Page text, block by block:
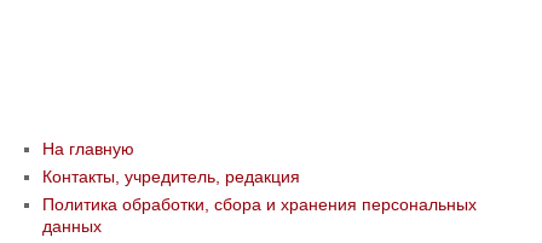
На главную
Контакты, учредитель, редакция
Политика обработки, сбора и хранения персональных
данных